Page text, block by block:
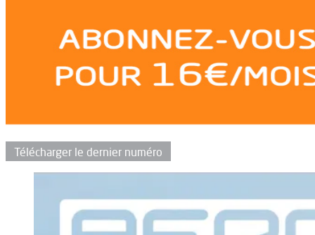
Télécharger le dernier numéro